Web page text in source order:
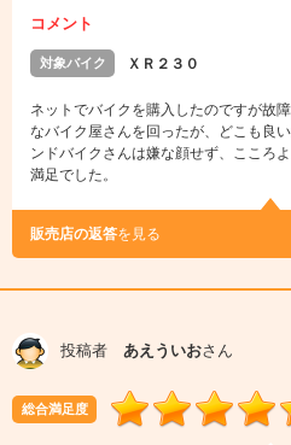
コメント
対象バイク ＸＲ２３０
ネットでバイクを購入したのですが故
なバイク屋さんを回ったが、どこも良
ンドバイクさんは嫌な顔せず、こころ
満足でした。
販売店の返答を見る
投稿者 あえういおさん
総合満足度